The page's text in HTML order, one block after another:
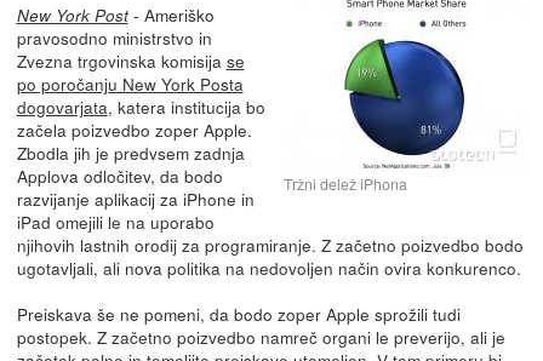
Tržni delež iPhona
New York Post- Ameriško
pravosodno ministrstvo in
Zvezna trgovinska komisija se
po poročanju New York Posta
dogovarjata, katera institucija bo
začela poizvedbo zoper Apple.
Zbodla jih je predvsem zadnja
Applova odločitev, da bodo
razvijanje aplikacij za iPhone in
iPad omejili le na uporabo
njihovih lastnih orodij za programiranje. Z začetno poizvedbo bodo
ugotavljali, ali nova politika na nedovoljen način ovira konkurenco.
Preiskava še ne pomeni, da bodo zoper Apple sprožili tudi
postopek. Z začetno poizvedbo namreč organi le preverijo, ali je